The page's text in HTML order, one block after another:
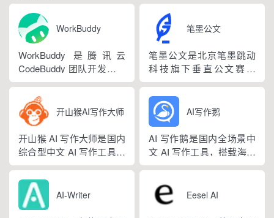
WorkBuddy
WorkBuddy 是腾讯云
CodeBuddy 团队开发的全
场景职场 AI 智能体桌面工
作台，2026 年 3 月正式上
线，6 月推出企业版抖音
百科。区别于普通对话式
AI，它是可以直接操作电
脑本地授权文件的 AI 助
手，用户用自然语言下...
笔墨公文
笔墨公文是北京笔墨跳动
科技旗下垂直公文赛道
AIGC 创作平台，深耕体
制公文专业场景，依托海
量标准公文语料训练专属
大模型。平台整合 AI 公文
生成、全维度智能校对、
范文库、实时更新素材
库、标准化公文模板五大
撰写、文稿合...
开山猴AI写作大师
开山猴 AI 写作大师是国内
综合型中文 AI 写作工具，
融合二十年专业内容创作
方法论与自研大模型算
法，大幅降低 AI 使用门
槛，无需专业提示词技巧
AI写作鹅
AI 写作鹅是国内全场景中
文 AI 写作工具，搭载海量
细分写作模板，覆盖办公
视频、新媒体、文学创
作、多行业策划等上百类
AI-Writer Eesel AI